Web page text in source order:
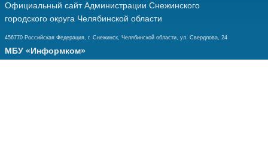
Официальный сайт Администрации Снежинского
городского округа Челябинской области
456770 Российская Федерация, г. Снежинск, Челябинской области, ул. Свердлова, 24
МБУ «Информком»